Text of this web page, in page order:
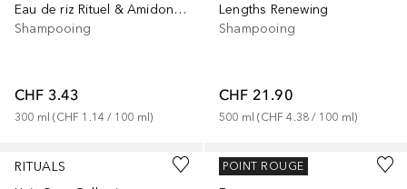
Eau de riz Rituel & Amidon Lissant
Shampooing
CHF 3.43
300 ml (CHF 1.14 / 100 ml)
Lengths Renewing
Shampooing
CHF 21.90
500 ml (CHF 4.38 / 100 ml)
RITUALS
REDKEN
POINT ROUGE